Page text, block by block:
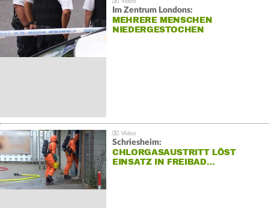
Im Zentrum Londons:
MEHRERE MENSCHEN
NIEDERGESTOCHEN
Schriesheim:
CHLORGASAUSTRITT LÖST
EINSATZ IN FREIBAD…